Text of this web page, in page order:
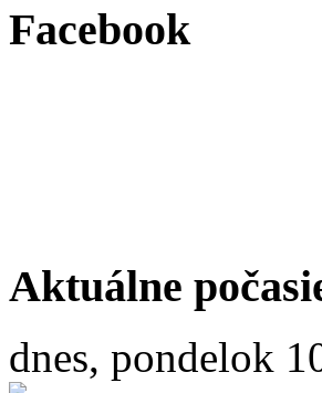
Facebook
Aktuálne
dnes, pondelok